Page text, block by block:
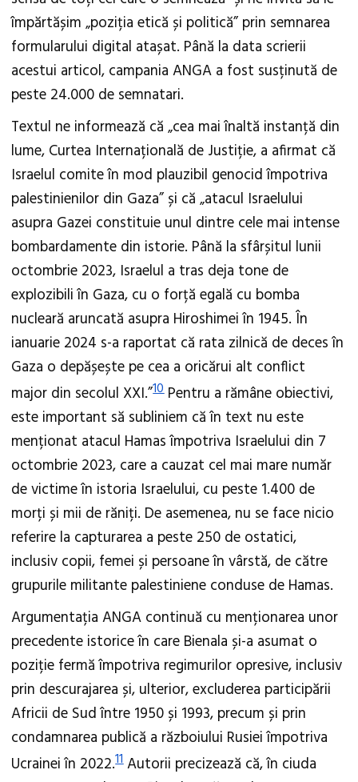
împărtășim „poziția etică și politică” prin semnarea
formularului digital atașat. Până la data scrierii
acestui articol, campania ANGA a fost susținută de
peste 24.000 de semnatari.
Textul ne informează că „cea mai înaltă instanță din
lume, Curtea Internațională de Justiție, a afirmat că
Israelul comite în mod plauzibil genocid împotriva
palestinienilor din Gaza” și că „atacul Israelului
asupra Gazei constituie unul dintre cele mai intense
bombardamente din istorie. Până la sfârșitul lunii
octombrie 2023, Israelul a tras deja tone de
explozibili în Gaza, cu o forță egală cu bomba
nucleară aruncată asupra Hiroshimei în 1945. În
ianuarie 2024 s-a raportat că rata zilnică de deces în
Gaza o depășește pe cea a oricărui alt conflict
major din secolul XXI.”10Pentru a rămâne obiectivi,
este important să subliniem că în text nu este
menționat atacul Hamas împotriva Israelului din 7
octombrie 2023, care a cauzat cel mai mare număr
de victime în istoria Israelului, cu peste 1.400 de
morți și mii de răniți. De asemenea, nu se face nicio
referire la capturarea a peste 250 de ostatici,
inclusiv copii, femei și persoane în vârstă, de către
grupurile militante palestiniene conduse de Hamas.
Argumentația ANGA continuă cu menționarea unor
precedente istorice în care Bienala și-a asumat o
poziție fermă împotriva regimurilor opresive, inclusiv
prin descurajarea și, ulterior, excluderea participării
Africii de Sud între 1950 și 1993, precum și prin
condamnarea publică a războiului Rusiei împotriva
Ucrainei în 2022.11Autorii precizează că, în ciuda